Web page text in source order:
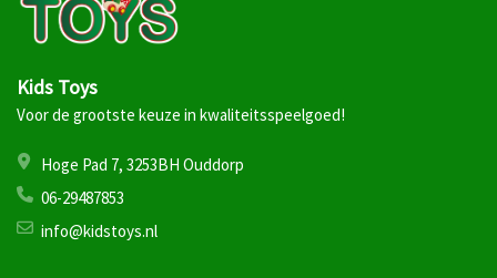
Kids Toys
Voor de grootste keuze in kwaliteitsspeelgoed!
Hoge Pad 7, 3253BH Ouddorp
06-29487853
info@kidstoys.nl